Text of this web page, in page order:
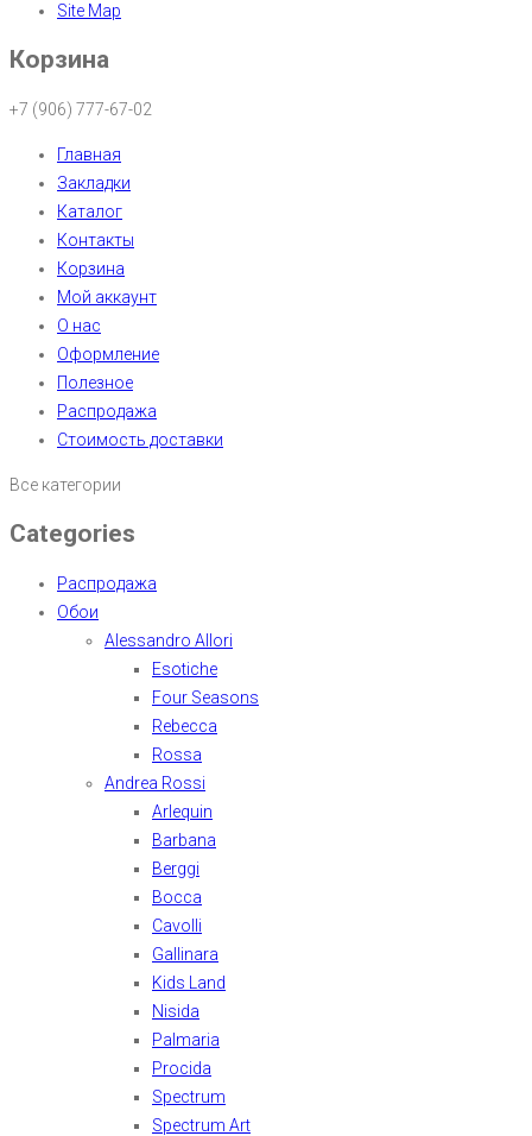
Site Map
Корзина
+7 (906) 777-67-02
Главная
Закладки
Каталог
Контакты
Корзина
Мой аккаунт
О нас
Оформление
Полезное
Распродажа
Стоимость доставки
Все категории
Categories
Распродажа
Обои
Alessandro Allori
Esotiche
Four Seasons
Rebecca
Rossa
Andrea Rossi
Arlequin
Barbana
Berggi
Bocca
Cavolli
Gallinara
Kids Land
Nisida
Palmaria
Procida
Spectrum
Spectrum Art